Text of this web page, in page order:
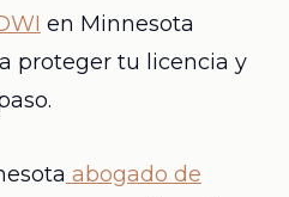
en Minnesota
proteger tu licencia y
abogado de